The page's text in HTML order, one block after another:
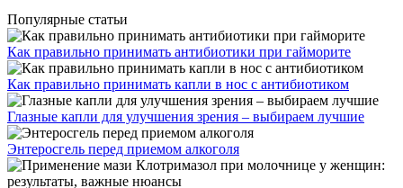
Популярные статьи
Как правильно принимать антибиотики при гайморите
Как правильно принимать капли в нос с антибиотиком
Глазные капли для улучшения зрения – выбираем лучшие
Энтеросгель перед приемом алкоголя